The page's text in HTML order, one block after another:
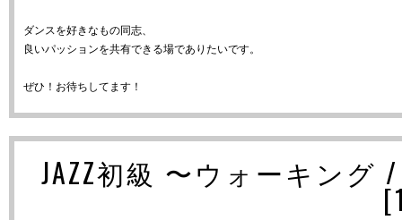
ダンスを好きなもの同志、
良いパッションを共有できる場でありたいです。
ぜひ！お待ちしてます！
JAZZ初級 〜ウォーキング